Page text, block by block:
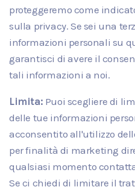
proteggeremo come
sulla privacy. Se sei una
informazioni personali su
garantisci di avere il
tali informazioni a noi.
Limita: Puoi scegliere di
delle tue informazioni
acconsentito all'utilizzo
per finalità di marketing
qualsiasi momento
Se ci chiedi di limitare il